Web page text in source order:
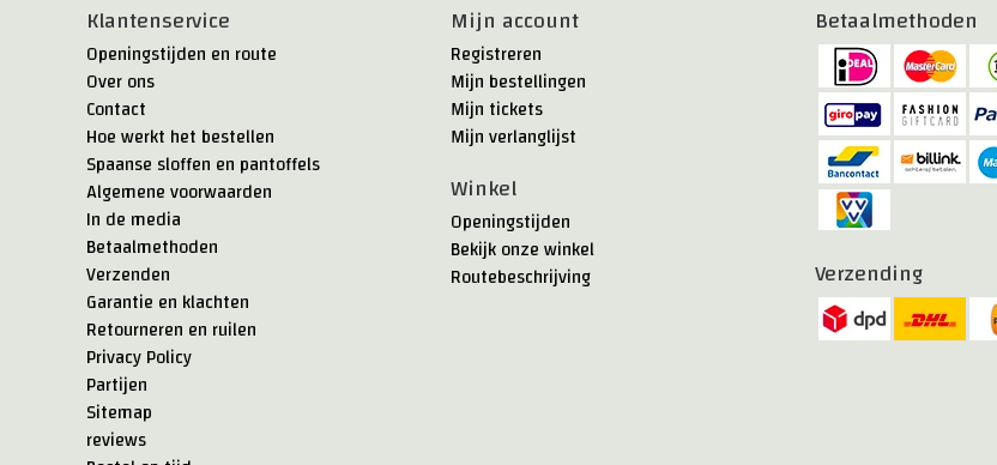
Klantenservice
Openingstijden en route
Over ons
Contact
Hoe werkt het bestellen
Spaanse sloffen en pantoffels
Algemene voorwaarden
In de media
Betaalmethoden
Verzenden
Garantie en klachten
Retourneren en ruilen
Privacy Policy
Partijen
Sitemap
reviews
Mijn account
Registreren
Mijn bestellingen
Mijn tickets
Mijn verlanglijst
Winkel
Openingstijden
Bekijk onze winkel
Routebeschrijving
Betaalmethoden
Verzending